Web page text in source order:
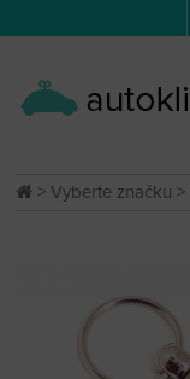
>Vyberte značku >